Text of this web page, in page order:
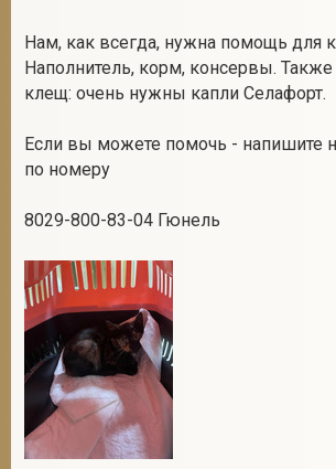
Нам, как всегда, нужна помощь для
Наполнитель, корм, консервы.
клещ: очень нужны капли Селафорт.
Если вы можете помочь - напишите
по номеру
8029-800-83-04 Гюнель